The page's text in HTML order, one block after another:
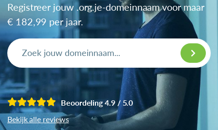
Registreer jouw .org.je-domeinnaam voor maar
€ 182,99 per jaar.
Beoordeling 4.9 / 5.0
Bekijk alle reviews